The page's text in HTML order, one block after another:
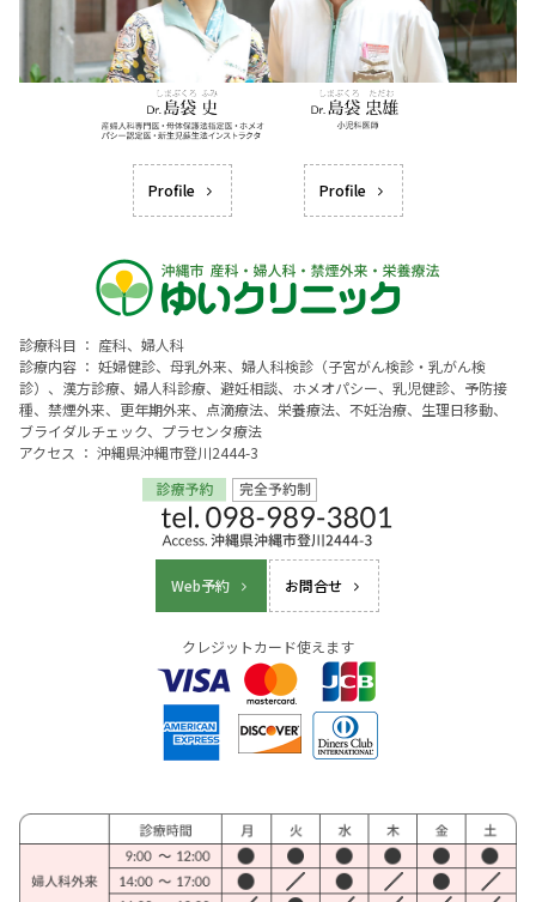
Profile Profile
診療科目 ： 産科、婦人科
診療内容 ： 妊婦健診、母乳外来、婦人科検診（子宮がん検診・乳がん検
診）、漢方診療、婦人科診療、避妊相談、ホメオパシー、乳児健診、予防接
種、禁煙外来、更年期外来、点滴療法、栄養療法、不妊治療、生理日移動、
ブライダルチェック、プラセンタ療法
アクセス ： 沖縄県沖縄市登川2444-3
Web予約 お問合せ
クレジットカード使えます